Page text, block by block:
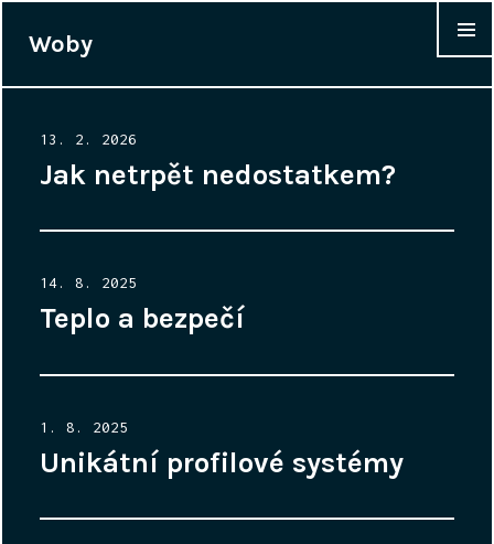
Woby
Posted
on
13. 2. 2026
Jak netrpět nedostatkem?
Posted
on
14. 8. 2025
Teplo a bezpečí
Posted
on
1. 8. 2025
Unikátní profilové systémy